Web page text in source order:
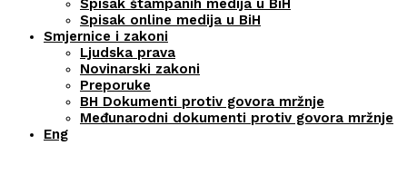
Spisak štampanih medija u BiH
Spisak online medija u BiH
Smjernice i zakoni
Ljudska prava
Novinarski zakoni
Preporuke
BH Dokumenti protiv govora mržnje
Međunarodni dokumenti protiv govora mržnje
Eng